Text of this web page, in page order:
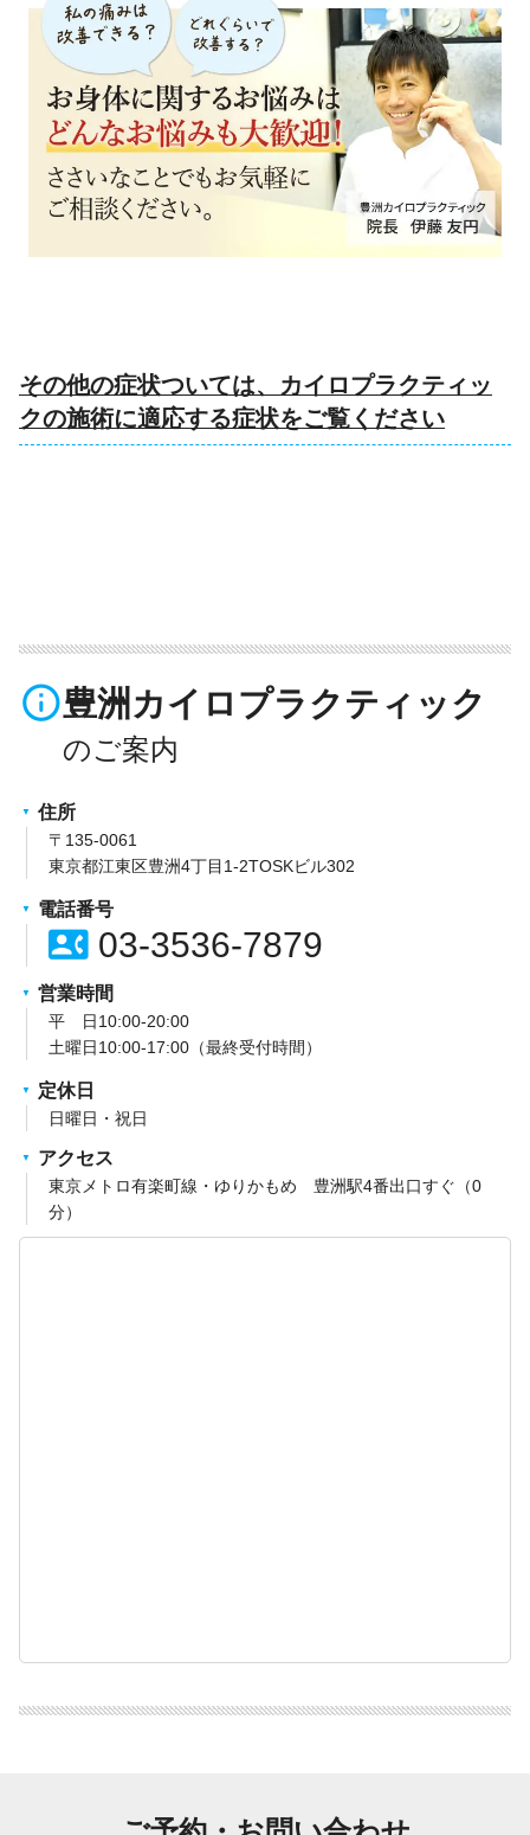
その他の症状ついては、カイロプラクティッ
クの施術に適応する症状をご覧ください
info_outline豊洲カイロプラクティック
住所
〒135-0061
東京都江東区豊洲4丁目1-2TOSKビル302
電話番号
contact_phone03-3536-7879
営業時間
平 日10:00-20:00
土曜日10:00-17:00（最終受付時間）
定休日
日曜日・祝日
アクセス
東京メトロ有楽町線・ゆりかもめ 豊洲駅4番出口すぐ（0
分）